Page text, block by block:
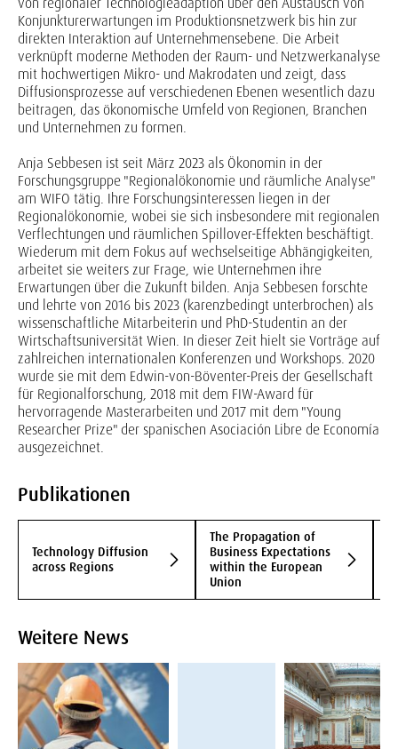
Konjunkturerwartungen im Produktionsnetzwerk bis hin zur
direkten Interaktion auf Unternehmensebene. Die Arbeit
verknüpft moderne Methoden der Raum- und Netzwerkanalyse
mit hochwertigen Mikro- und Makrodaten und zeigt, dass
Diffusionsprozesse auf verschiedenen Ebenen wesentlich dazu
beitragen, das ökonomische Umfeld von Regionen, Branchen
und Unternehmen zu formen.
Anja Sebbesen ist seit März 2023 als Ökonomin in der
Forschungsgruppe "Regionalökonomie und räumliche Analyse"
am WIFO tätig. Ihre Forschungsinteressen liegen in der
Regionalökonomie, wobei sie sich insbesondere mit regionalen
Verflechtungen und räumlichen Spillover-Effekten beschäftigt.
Wiederum mit dem Fokus auf wechselseitige Abhängigkeiten,
arbeitet sie weiters zur Frage, wie Unternehmen ihre
Erwartungen über die Zukunft bilden. Anja Sebbesen forschte
und lehrte von 2016 bis 2023 (karenzbedingt unterbrochen) als
wissenschaftliche Mitarbeiterin und PhD-Studentin an der
Wirtschaftsuniversität Wien. In dieser Zeit hielt sie Vorträge auf
zahlreichen internationalen Konferenzen und Workshops. 2020
wurde sie mit dem Edwin-von-Böventer-Preis der Gesellschaft
für Regionalforschung, 2018 mit dem FIW-Award für
hervorragende Masterarbeiten und 2017 mit dem "Young
Researcher Prize" der spanischen Asociación Libre de Economía
ausgezeichnet.
Publikationen
Technology Diffusion
across Regions
The Propagation of
Business Expectations
within the European
Union
Weitere News